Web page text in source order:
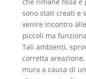
che rimane fissa e
sono stati creati e
venire incontro
piccoli ma
Tali ambienti,
corretta
mura a causa di